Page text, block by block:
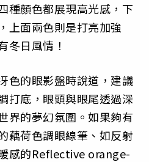
種顏色都展現高光感，下
上面兩色則是打亮加強
冬日風情！
色的眼影盤時說道，建議
打底，眼頭與眼尾透過深
界的夢幻氛圍。如果夠有
藕荷色調眼線筆、如反射
感的Reflective orange-